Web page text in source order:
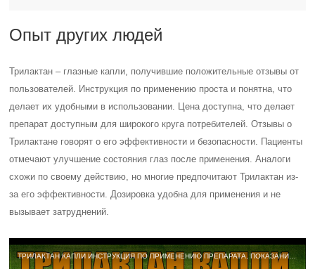
Опыт других людей
Трилактан – глазные капли, получившие положительные отзывы от
пользователей. Инструкция по применению проста и понятна, что
делает их удобными в использовании. Цена доступна, что делает
препарат доступным для широкого круга потребителей. Отзывы о
Трилактане говорят о его эффективности и безопасности. Пациенты
отмечают улучшение состояния глаз после применения. Аналоги
схожи по своему действию, но многие предпочитают Трилактан из-
за его эффективности. Дозировка удобна для применения и не
вызывает затруднений.